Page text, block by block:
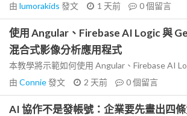
由 lumorakids 發文 1 天前 0個留言
使用 Angular、Firebase AI Logic 與
混合式影像分析應用程式
本教學將示範如何使用 Angular、Firebase AI
由 Connie發文 2 天前 0個留言
AI 協作不是發帳號：企業要先畫出四